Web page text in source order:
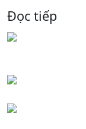
Đọc tiếp